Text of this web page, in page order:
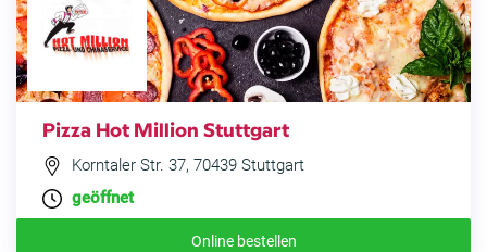
Pizza Hot Million Stuttgart
Korntaler Str. 37, 70439 Stuttgart
geöffnet
Online bestellen